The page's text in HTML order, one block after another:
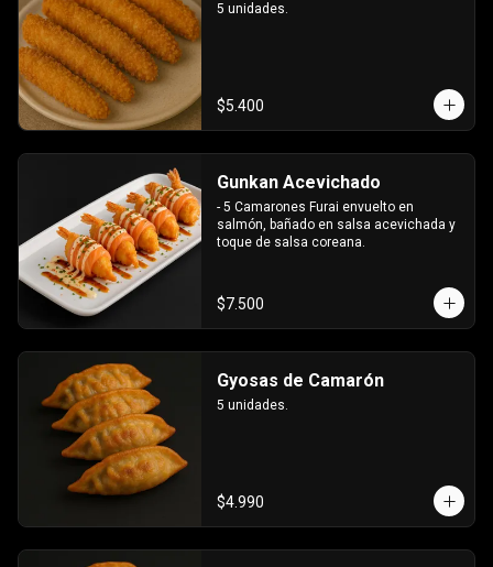
5 unidades.
$5.400
Gunkan Acevichado
- 5 Camarones Furai envuelto en
salmón, bañado en salsa acevichada y
toque de salsa coreana.
$7.500
Gyosas de Camarón
5 unidades.
$4.990